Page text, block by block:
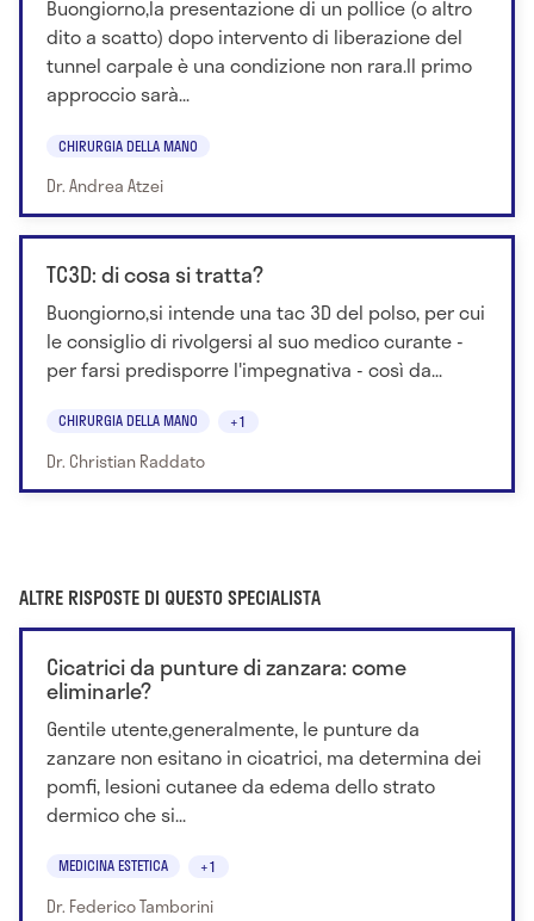
Buongiorno,la presentazione di un pollice (o altro
dito a scatto) dopo intervento di liberazione del
tunnel carpale è una condizione non rara.Il primo
approccio sarà...
CHIRURGIA DELLA MANO
Dr. Andrea Atzei
TC3D: di cosa si tratta?
Buongiorno,si intende una tac 3D del polso, per cui
le consiglio di rivolgersi al suo medico curante -
per farsi predisporre l'impegnativa - così da...
CHIRURGIA DELLA MANO +1
Dr. Christian Raddato
ALTRE RISPOSTE DI QUESTO SPECIALISTA
Cicatrici da punture di zanzara: come
eliminarle?
Gentile utente,generalmente, le punture da
zanzare non esitano in cicatrici, ma determina dei
pomfi, lesioni cutanee da edema dello strato
dermico che si...
MEDICINA ESTETICA +1
Dr. Federico Tamborini